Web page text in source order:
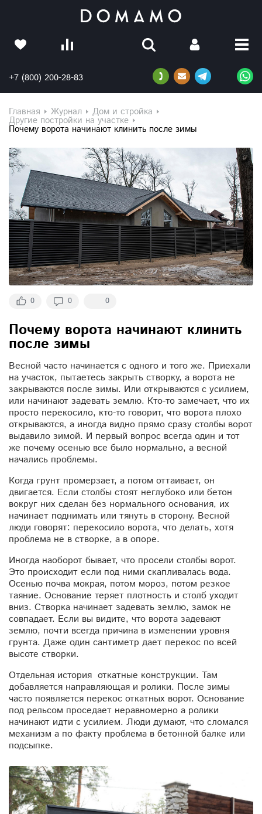
+7 (800) 200-28-83
Главная Журнал Дом и стройка
Другие постройки на участке
Почему ворота начинают клинить после зимы
0 0 0
Почему ворота начинают клинить
после зимы
Весной часто начинается с одного и того же. Приехали
на участок, пытаетесь закрыть створку, а ворота не
закрываются после зимы. Или открываются с усилием,
или начинают задевать землю. Кто-то замечает, что их
просто перекосило, кто-то говорит, что ворота плохо
открываются, а иногда видно прямо сразу столбы ворот
выдавило зимой. И первый вопрос всегда один и тот
же почему осенью все было нормально, а весной
начались проблемы.
Когда грунт промерзает, а потом оттаивает, он
двигается. Если столбы стоят неглубоко или бетон
вокруг них сделан без нормального основания, их
начинает поднимать или тянуть в сторону. Весной
люди говорят: перекосило ворота, что делать, хотя
проблема не в створке, а в опоре.
Иногда наоборот бывает, что просели столбы ворот.
Это происходит если под ними скапливалась вода.
Осенью почва мокрая, потом мороз, потом резкое
таяние. Основание теряет плотность и столб уходит
вниз. Створка начинает задевать землю, замок не
совпадает. Если вы видите, что ворота задевают
землю, почти всегда причина в изменении уровня
грунта. Даже один сантиметр дает перекос по всей
высоте створки.
Отдельная история откатные конструкции. Там
добавляется направляющая и ролики. После зимы
часто появляется перекос откатных ворот. Основание
под рельсом проседает неравномерно а ролики
начинают идти с усилием. Люди думают, что сломался
механизм а по факту проблема в бетонной балке или
подсыпке.